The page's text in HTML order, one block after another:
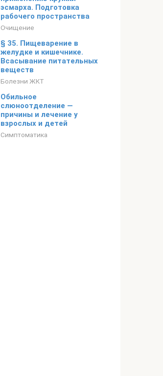
эсмарха. Подготовка
рабочего пространства
Очищение
§ 35. Пищеварение в
желудке и кишечнике.
Всасывание питательных
веществ
Болезни ЖКТ
Обильное
слюноотделение —
причины и лечение у
взрослых и детей
Симптоматика